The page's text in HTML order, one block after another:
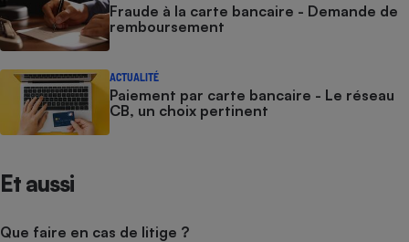
Fraude à la carte bancaire - Demande de
remboursement
ACTUALITÉ
Paiement par carte bancaire - Le réseau
CB, un choix pertinent
Et aussi
Que faire en cas de litige ?